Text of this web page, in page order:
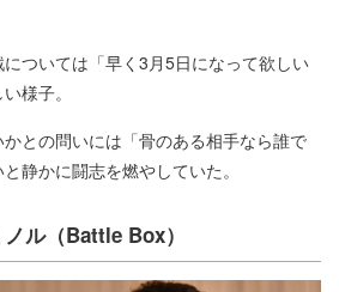
ついては「早く3月5日になって欲しい
様子。
との問いには「骨のある相手なら誰で
静かに闘志を燃やしていた。
ル（Battle Box）